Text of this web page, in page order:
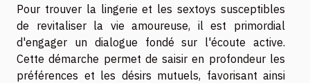
Pour trouver la lingerie et les sextoys susceptibles
de revitaliser la vie amoureuse, il est primordial
d'engager un dialogue fondé sur l'écoute active.
Cette démarche permet de saisir en profondeur les
préférences et les désirs mutuels, favorisant ainsi